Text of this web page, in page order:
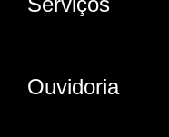
Ouvidoria